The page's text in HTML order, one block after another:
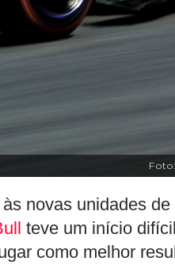
novas unidades
teve um início
como melhor